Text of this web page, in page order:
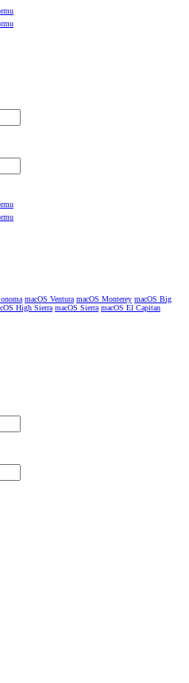
macOS Ventura macOS Monterey macOS Big
High Sierra macOS Sierra macOS El Capitan